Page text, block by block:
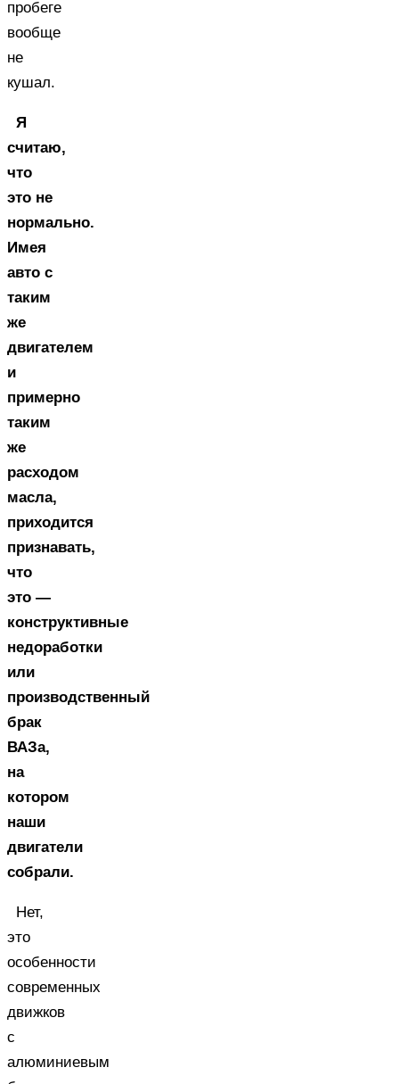
пробеге
вообще
не
кушал.
Я
считаю,
что
это не
нормально.
Имея
авто с
таким
же
двигателем
и
примерно
таким
же
расходом
масла,
приходится
признавать,
что
это —
конструктивные
недоработки
или
производственный
брак
ВАЗа,
на
котором
наши
двигатели
собрали.
Нет,
это
особенности
современных
движков
с
алюминиевым